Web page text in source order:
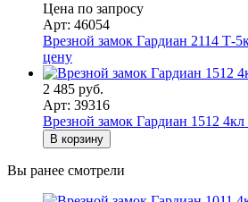
Цена по запросу
Арт: 46054
Врезной замок Гардиан 2114 Т-
цену
2 485 руб.
Арт: 39316
Врезной замок Гардиан 1512
В корзину
Вы ранее смотрели